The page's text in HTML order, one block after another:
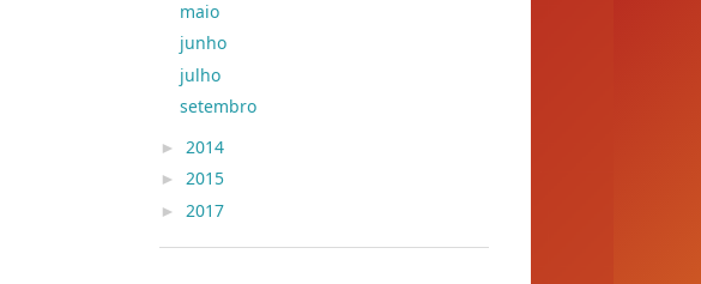
maio
junho
julho
setembro
► 2014
► 2015
► 2017